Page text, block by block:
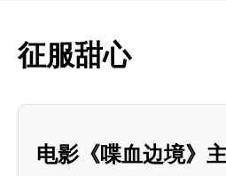
征服甜心
电影《喋血边境》